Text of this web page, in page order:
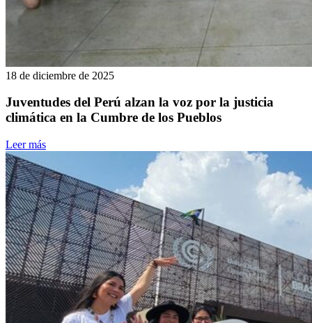
18 de diciembre de 2025
Juventudes del Perú alzan la voz por la justicia
climática en la Cumbre de los Pueblos
Leer más